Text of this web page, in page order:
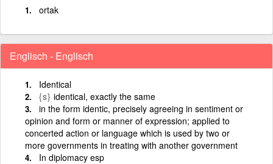
ortak
Englisch - Englisch
Identical
{s} identical, exactly the same
in the form identic, precisely agreeing in sentiment or
opinion and form or manner of expression; applied to
concerted action or language which is used by two or
more governments in treating with another government
In diplomacy esp